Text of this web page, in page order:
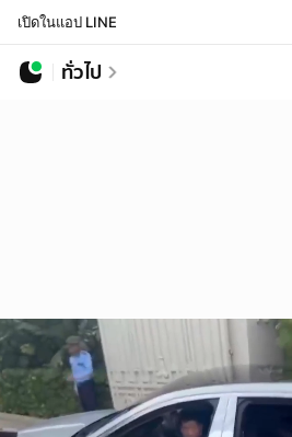
เปิดในแอป LINE
ทั่วไป